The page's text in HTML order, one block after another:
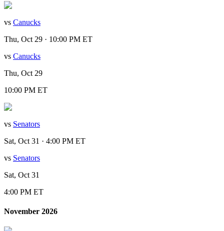
vs Canucks
Thu, Oct 29 · 10:00 PM ET
vs Canucks
Thu, Oct 29
10:00 PM ET
vs Senators
Sat, Oct 31 · 4:00 PM ET
vs Senators
Sat, Oct 31
4:00 PM ET
November 2026